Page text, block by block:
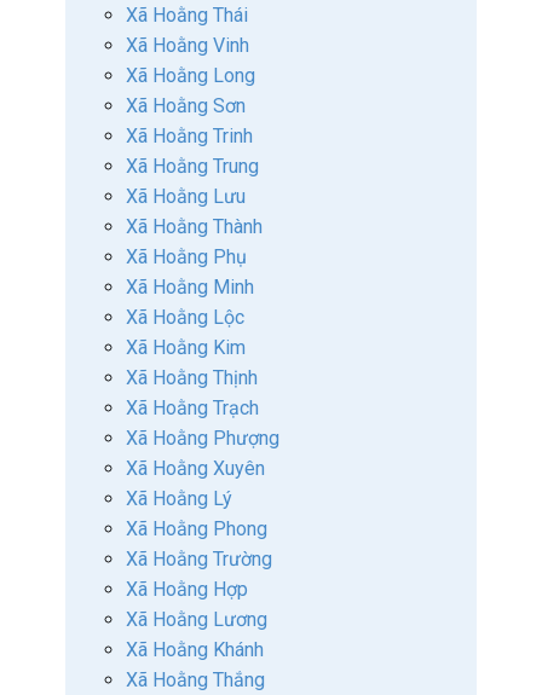
Xã Hoằng Thái
Xã Hoằng Vinh
Xã Hoằng Long
Xã Hoằng Sơn
Xã Hoằng Trinh
Xã Hoằng Trung
Xã Hoằng Lưu
Xã Hoằng Thành
Xã Hoằng Phụ
Xã Hoằng Minh
Xã Hoằng Lộc
Xã Hoằng Kim
Xã Hoằng Thịnh
Xã Hoằng Trạch
Xã Hoằng Phượng
Xã Hoằng Xuyên
Xã Hoằng Lý
Xã Hoằng Phong
Xã Hoằng Trường
Xã Hoằng Hợp
Xã Hoằng Lương
Xã Hoằng Khánh
Xã Hoằng Thắng